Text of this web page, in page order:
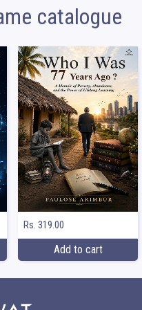
catalogue
Rs. 319.00
Add to cart